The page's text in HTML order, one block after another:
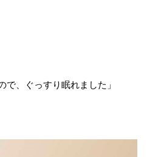
、ぐっすり眠れました」